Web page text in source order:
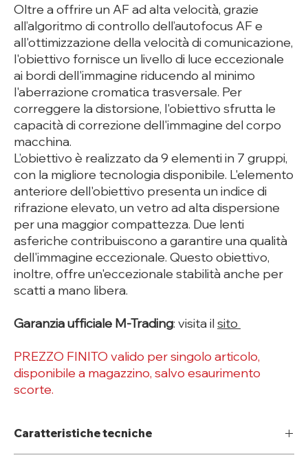
Oltre a offrire un AF ad alta velocità, grazie
all’algoritmo di controllo dell’autofocus AF e
all'ottimizzazione della velocità di comunicazione,
l'obiettivo fornisce un livello di luce eccezionale
ai bordi dell'immagine riducendo al minimo
l'aberrazione cromatica trasversale. Per
correggere la distorsione, l'obiettivo sfrutta le
capacità di correzione dell'immagine del corpo
macchina.
L’obiettivo è realizzato da 9 elementi in 7 gruppi,
con la migliore tecnologia disponibile. L'elemento
anteriore dell'obiettivo presenta un indice di
rifrazione elevato, un vetro ad alta dispersione
per una maggior compattezza. Due lenti
asferiche contribuiscono a garantire una qualità
dell'immagine eccezionale. Questo obiettivo,
inoltre, offre un'eccezionale stabilità anche per
scatti a mano libera.
Garanzia ufficiale M-Trading: visita il sito
PREZZO FINITO valido per singolo articolo,
disponibile a magazzino, salvo esaurimento
scorte.
Caratteristiche tecniche